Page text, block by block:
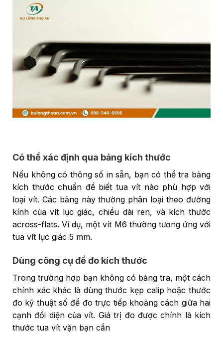
Có thể xác định qua bảng kích thước
Nếu không có thông số in sẵn, bạn có thể tra bảng
kích thước chuẩn để biết tua vít nào phù hợp với
loại vít. Các bảng này thường phân loại theo đường
kính của vít lục giác, chiều dài ren, và kích thước
across-flats. Ví dụ, một vít M6 thường tương ứng với
tua vít lục giác 5 mm.
Dùng công cụ để đo kích thước
Trong trường hợp bạn không có bảng tra, một cách
chính xác khác là dùng thước kẹp calip hoặc thước
đo kỹ thuật số để đo trực tiếp khoảng cách giữa hai
cạnh đối diện của vít. Giá trị đo được chính là kích
thước tua vít vặn bạn cần